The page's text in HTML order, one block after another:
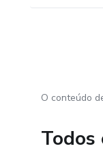
O conteúdo
Todos